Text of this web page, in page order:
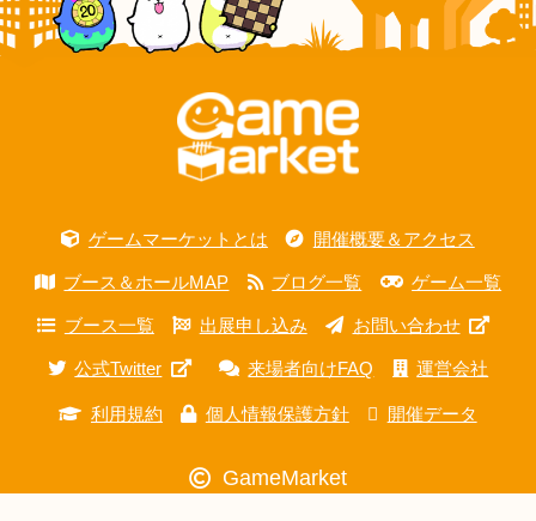
ゲームマーケットとは 開催概要＆アクセス
ブース＆ホールMAP ブログ一覧 ゲーム一覧
ブース一覧 出展申し込み お問い合わせ
公式Twitter 来場者向けFAQ 運営会社
利用規約 個人情報保護方針 開催データ
GameMarket